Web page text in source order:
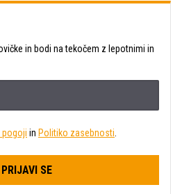
in bodi na tekočem z lepotnimi in
pogoji in Politiko zasebnosti
PRIJAVI SE